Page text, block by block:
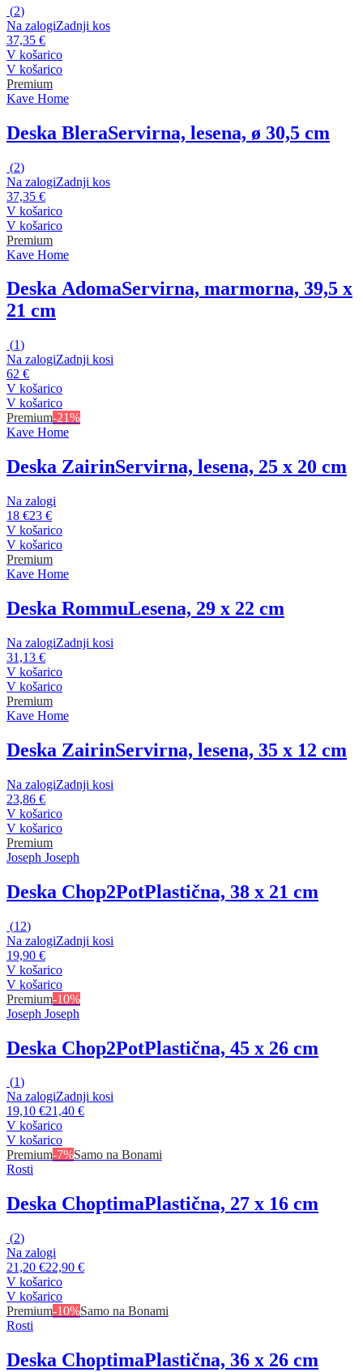
(2)
Na zalogiZadnji kos
37,35 €
V košarico
V košarico
Premium
Kave Home
Deska BleraServirna, lesena, ø 30,5 cm
(2)
Na zalogiZadnji kos
37,35 €
V košarico
V košarico
Premium
Kave Home
Deska AdomaServirna, marmorna, 39,5 x
21 cm
(1)
Na zalogiZadnji kosi
62 €
V košarico
V košarico
Premium-21%
Kave Home
Deska ZairinServirna, lesena, 25 x 20 cm
Na zalogi
18 €23 €
V košarico
V košarico
Premium
Kave Home
Deska RommuLesena, 29 x 22 cm
Na zalogiZadnji kosi
31,13 €
V košarico
V košarico
Premium
Kave Home
Deska ZairinServirna, lesena, 35 x 12 cm
Na zalogiZadnji kosi
23,86 €
V košarico
V košarico
Premium
Joseph Joseph
Deska Chop2PotPlastična, 38 x 21 cm
(12)
Na zalogiZadnji kosi
19,90 €
V košarico
V košarico
Premium-10%
Joseph Joseph
Deska Chop2PotPlastična, 45 x 26 cm
(1)
Na zalogiZadnji kosi
19,10 €21,40 €
V košarico
V košarico
Premium-7%Samo na Bonami
Rosti
Deska ChoptimaPlastična, 27 x 16 cm
(2)
Na zalogi
21,20 €22,90 €
V košarico
V košarico
Premium-10%Samo na Bonami
Rosti
Deska ChoptimaPlastična, 36 x 26 cm